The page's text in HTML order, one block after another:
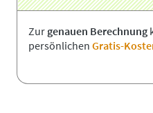
Zurgenauen Berechnung
persönlichen Gratis-